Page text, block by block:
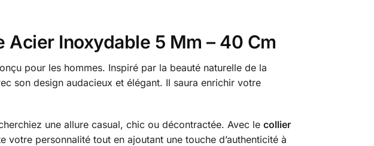
Acier Inoxydable 5 Mm – 40 Cm
pour les hommes. Inspiré par la beauté naturelle de la
son design audacieux et élégant. Il saura enrichir votre
une allure casual, chic ou décontractée. Avec le collier
votre personnalité tout en ajoutant une touche d’authenticité à